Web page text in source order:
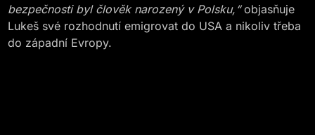
bezpečnosti byl člověk narozený v Polsku,“objasňuje
Lukeš své rozhodnutí emigrovat do USA a nikoliv třeba
do západní Evropy.